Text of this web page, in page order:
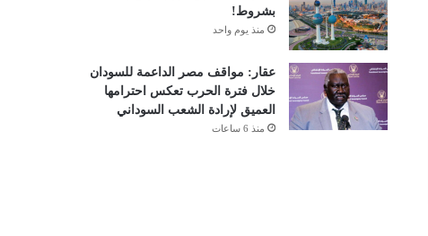
بشروط!
منذ يوم واحد
عقار: مواقف مصر الداعمة للسودان
خلال فترة الحرب تعكس احترامها
العميق لإرادة الشعب السوداني
منذ 6 ساعات